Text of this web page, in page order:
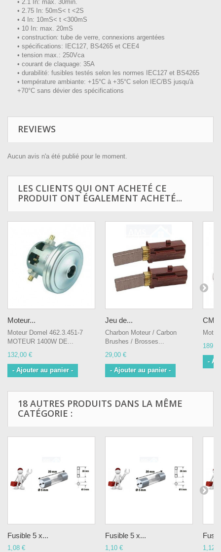
• 2.1 In: max. 30min.
• 2.75 In: 50mS< t <2S
• 4 In: 10mS< t <300mS
• 10 In: max. 20mS
• construction: tube de verre, connexions argentées
• spécifications: IEC127, BS4265 et CEE4
• tension max.: 250Vca
• courant de claquage: 35A
• durabilité: fusibles testés selon les normes IEC127 et BS4265
• température ambiante: +15°C à +35°C selon IEC/BS jusqu'à
+70°C sans dévier des spécifications
REVIEWS
Aucun avis n'a été publié pour le moment.
LES CLIENTS QUI ONT ACHETÉ CE
PRODUIT ONT ÉGALEMENT ACHETÉ...
Moteur...
Moteur Domel 462.3.451-7
MOTEUR 1400W DE...
132,00 €
- Ajouter au panier -
Jeu de...
Charbon Moteur / Carbon
Brushes / Brosses...
29,00 €
- Ajouter au panier -
-
18 AUTRES PRODUITS DANS LA MÊME
CATÉGORIE :
Fusible 5 x...
1,08 €
Fusible 5 x...
1,10 € 1,12 €